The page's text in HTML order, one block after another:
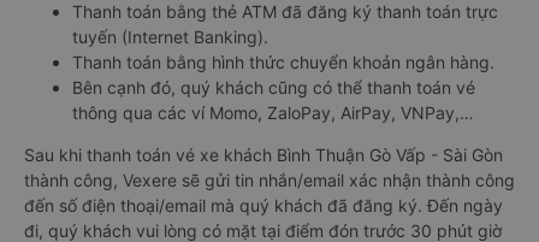
Thanh toán bằng thẻ ATM đã đăng ký thanh toán trực
tuyến (Internet Banking).
Thanh toán bằng hình thức chuyển khoản ngân hàng.
Bên cạnh đó, quý khách cũng có thể thanh toán vé
thông qua các ví Momo, ZaloPay, AirPay, VNPay,…
Sau khi thanh toán vé xe khách Bình Thuận Gò Vấp - Sài Gòn
thành công, Vexere sẽ gửi tin nhắn/email xác nhận thành công
đến số điện thoại/email mà quý khách đã đăng ký. Đến ngày
đi, quý khách vui lòng có mặt tại điểm đón trước 30 phút giờ